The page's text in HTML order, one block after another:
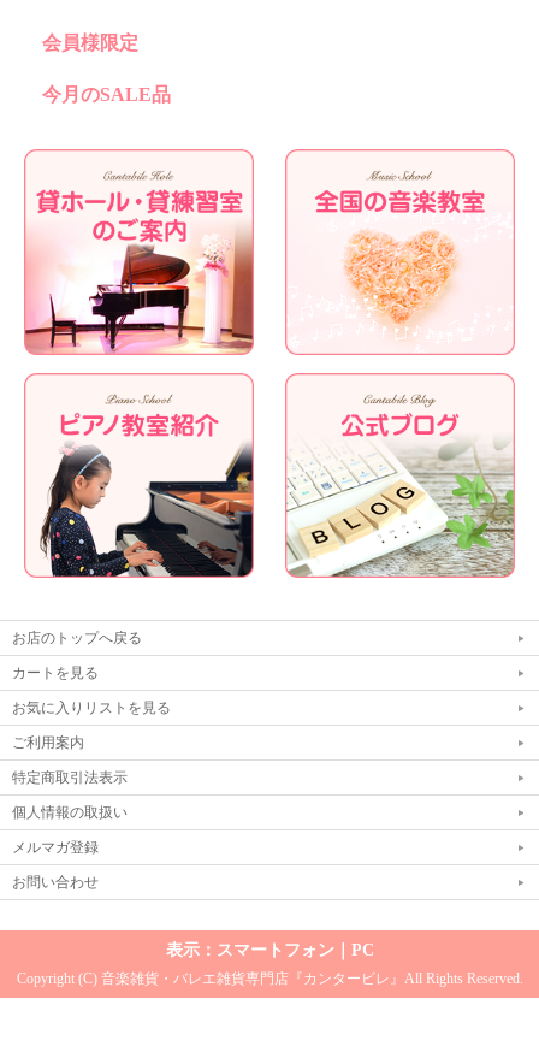
会員様限定
今月のSALE品
お店のトップへ戻る
カートを見る
お気に入りリストを見る
ご利用案内
特定商取引法表示
個人情報の取扱い
メルマガ登録
お問い合わせ
表示：スマートフォン｜ PC
Copyright (C) 音楽雑貨・バレエ雑貨専門店『カンタービレ』All Rights Reserved.